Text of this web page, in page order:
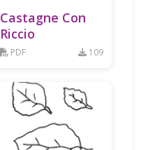
Castagne Con
Riccio
PDF 109